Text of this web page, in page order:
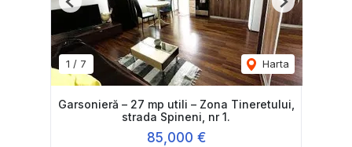
1 / 7 Harta
Previous Next
Garsonieră – 27 mp utili – Zona Tineretului,
strada Spineni, nr 1.
85,000 €